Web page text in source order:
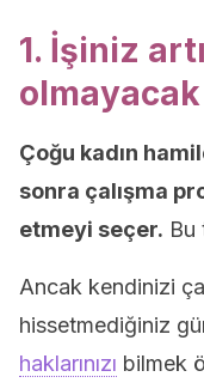
1. İşiniz
olmayacak
Çoğu kadın
sonra çalışma
etmeyi seçer. Bu
Ancak kendinizi
hissetmediğiniz
haklarınızı bilmek